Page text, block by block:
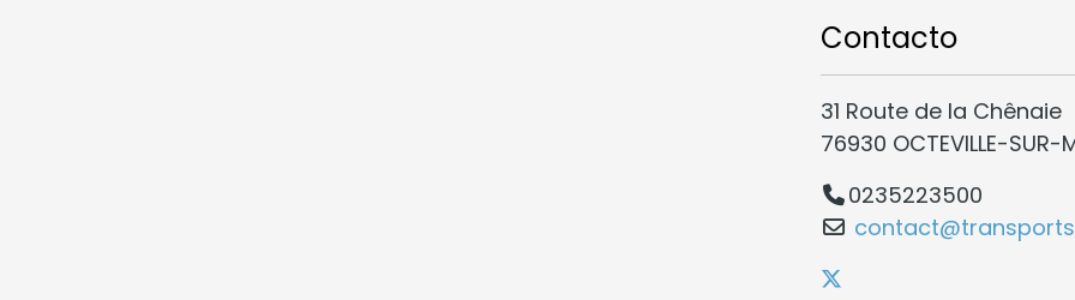
Contacto
31 Route de la Chênaie
76930 OCTEVILLE-SUR-
0235223500